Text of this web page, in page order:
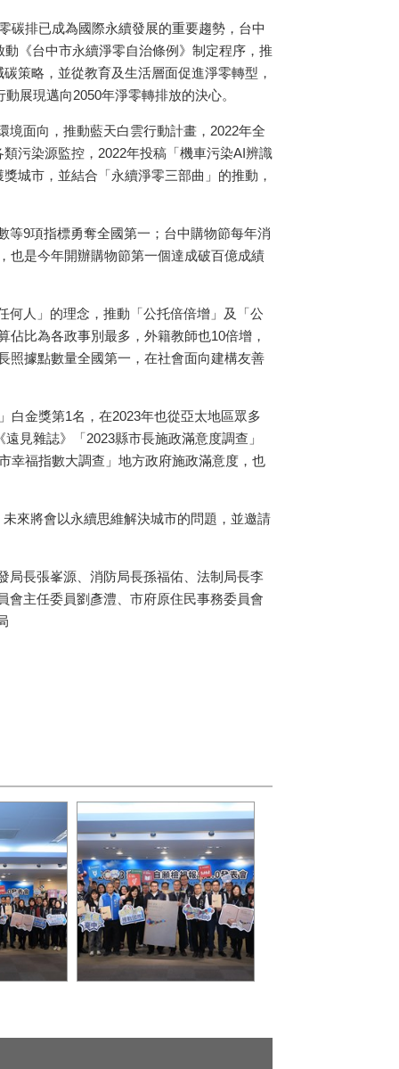
碳排已成為國際永續發展的重要趨勢，台中
《台中市永續淨零自治條例》制定程序，推
策略，並從教育及生活層面促進淨零轉型，
展現邁向2050年淨零轉排放的決心。
面向，推動藍天白雲行動計畫，2022年全
污染源監控，2022年投稿「機車污染AI辨識
城市，並結合「永續淨零三部曲」的推動，
等9項指標勇奪全國第一；台中購物節每年消
也是今年開辦購物節第一個達成破百億成績
何人」的理念，推動「公托倍倍增」及「公
比為各政事別最多，外籍教師也10倍增，
照據點數量全國第一，在社會面向建構友善
白金獎第1名，在2023年也從亞太地區眾多
見雜誌》「2023縣市長施政滿意度調查」
幸福指數大調查」地方政府施政滿意度，也
來將會以永續思維解決城市的問題，並邀請
局長張峯源、消防局長孫福佑、法制局長李
會主任委員劉彥澧、市府原住民事務委員會
展的重要
府團隊共同努力的成果